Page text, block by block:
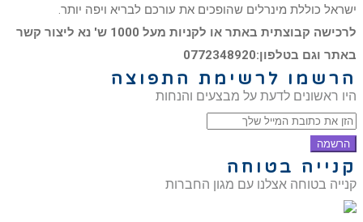
ישראל כוללת מינרלים שהופכים את עורכם לבריא ויפה יותר.
לרכישה קבוצתית באתר או לקניות מעל 1000 ש' נא ליצור קשר
באתר וגם בטלפון:0772348920
הרשמו לרשימת התפוצה
היו ראשונים לדעת על מבצעים והנחות
הרשמה
קנייה בטוחה
קנייה בטוחה אצלנו עם מגון החברות